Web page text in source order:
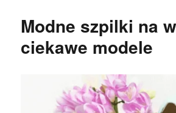
Modne szpilki na
ciekawe modele